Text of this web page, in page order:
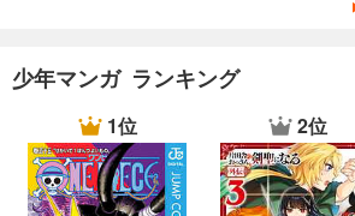
少年マンガ ランキング
1位 2位